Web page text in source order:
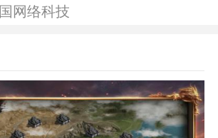
网络科技